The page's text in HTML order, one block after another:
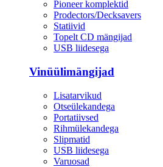
Pioneer komplektid
Prodectors/Decksavers
Statiivid
Topelt CD mängijad
USB liidesega
Vinüülimängijad
Lisatarvikud
Otseülekandega
Portatiivsed
Rihmülekandega
Slipmatid
USB liidesega
Varuosad